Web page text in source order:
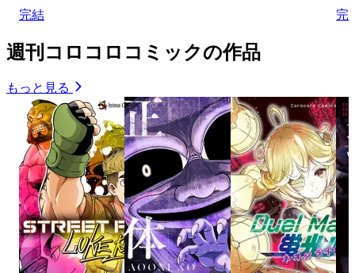
完結 完
週刊コロコロコミックの作品
もっと見る